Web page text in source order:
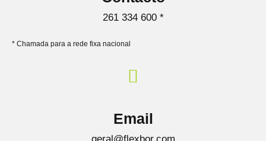
261 334 600 *
* Chamada para a rede fixa nacional
Email